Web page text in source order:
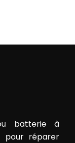
batterie à
pour réparer